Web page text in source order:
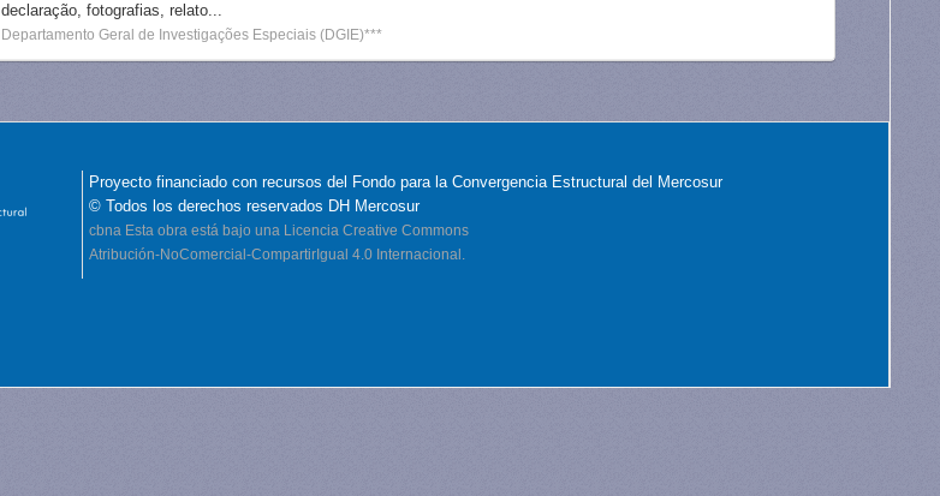
declaração, fotografias, relato...
Departamento Geral de Investigações Especiais (DGIE)***
Proyecto financiado con recursos del Fondo para la Convergencia Estructural del Mercosur
© Todos los derechos reservados DH Mercosur
cbna Esta obra está bajo una Licencia Creative Commons
Atribución-NoComercial-CompartirIgual 4.0 Internacional.